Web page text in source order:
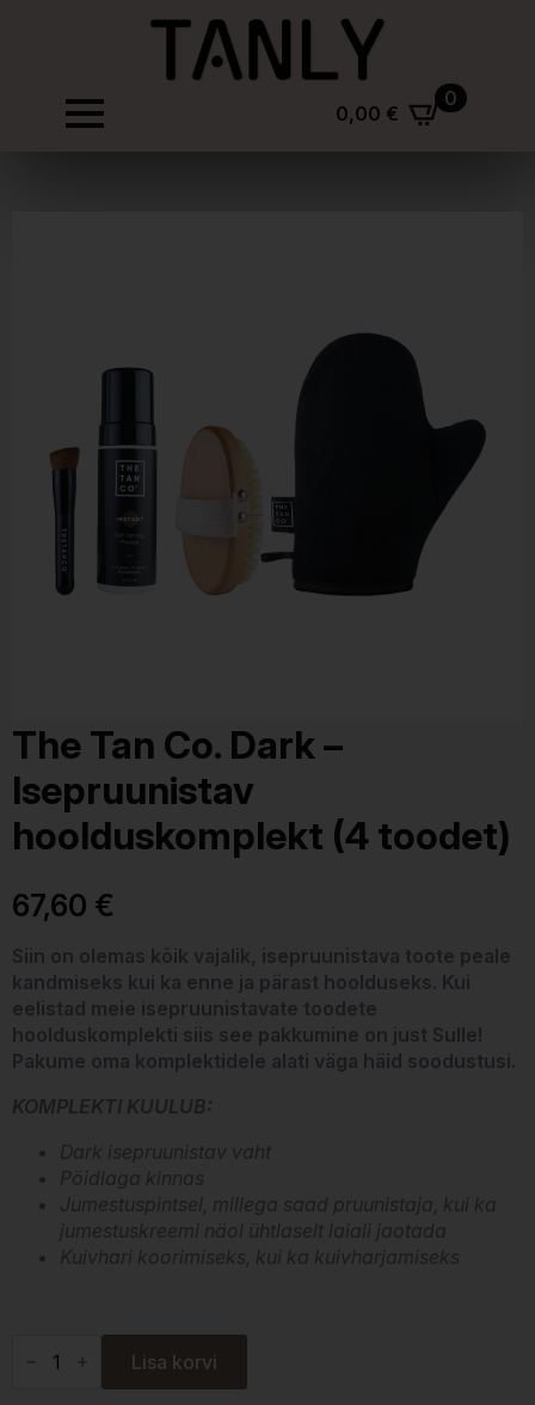
0,00 €
0
The Tan Co. Dark –
Isepruunistav
hoolduskomplekt (4 toodet)
67,60 €
Siin on olemas kõik vajalik, isepruunistava toote peale
kandmiseks kui ka enne ja pärast hoolduseks. Kui
eelistad meie isepruunistavate toodete
hoolduskomplekti siis see pakkumine on just Sulle!
Pakume oma komplektidele alati väga häid soodustusi.
KOMPLEKTI KUULUB:
Dark isepruunistav vaht
Pöidlaga kinnas
Jumestuspintsel, millega saad pruunistaja, kui ka
jumestuskreemi näol ühtlaselt laiali jaotada
Kuivhari koorimiseks, kui ka kuivharjamiseks
Lisa korvi